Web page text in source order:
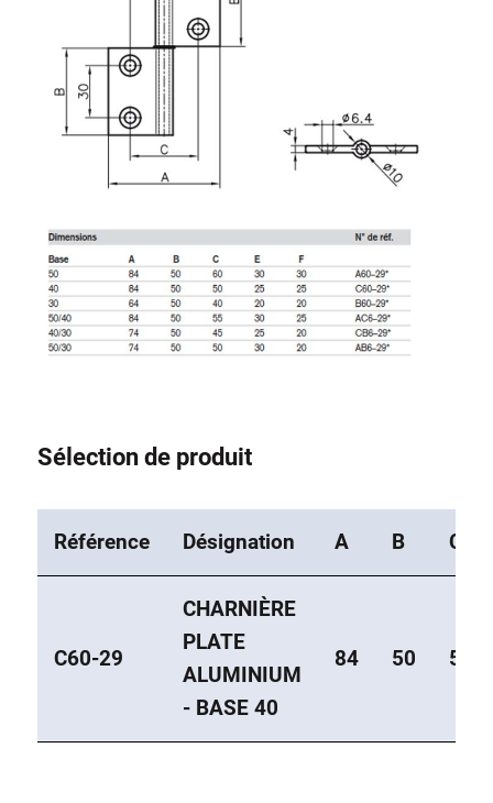
Sélection de produit
Référence Désignation A B C
C60-29
CHARNIÈRE
PLATE
ALUMINIUM
- BASE 40
84 50 50